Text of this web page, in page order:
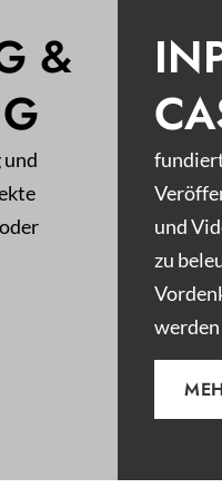
&
und
zu
werden